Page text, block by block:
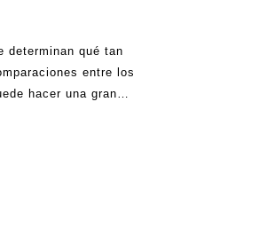
determinan qué tan
entre los
hacer una gran